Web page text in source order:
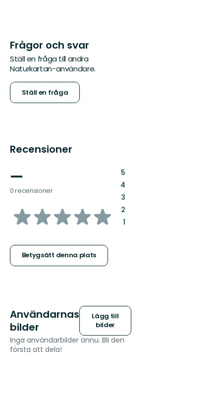
Frågor och svar
Ställ en fråga till andra
Naturkartan-användare.
Ställ en fråga
Recensioner
—
0 recensioner
av
stjärnor
Betygsätt denna plats
5:
4:
3:
2:
1:
Användarnas
bilder
Lägg till
bilder
Inga användarbilder ännu. Bli den
första att dela!